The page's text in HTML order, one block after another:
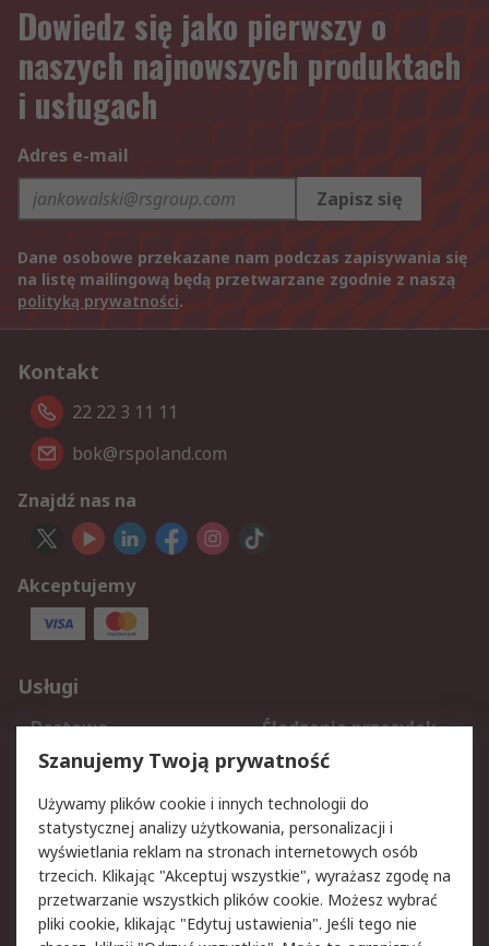
Dowiedz się jako pierwszy o
naszych najnowszych produktach
i usługach
Adres e-mail
Zapisz się
Dane osobowe przekazane nam podczas zapisywania się
na listę mailingową będą przetwarzane zgodnie z naszą
polityką prywatności.
Kontakt
22 22 3 11 11
bok@rspoland.com
Znajdź nas na
Akceptujemy
Usługi
Dostawa
Śledzenie przesyłek
Reklamacje i zwroty
Rejestracja
Aspekty prawne
Bezpieczeństwo e-
maila
Polityka dotycząca
plików cookie
Szanujemy Twoją prywatność
Używamy plików cookie i innych technologii do
statystycznej analizy użytkowania, personalizacji i
wyświetlania reklam na stronach internetowych osób
trzecich. Klikając "Akceptuj wszystkie", wyrażasz zgodę na
przetwarzanie wszystkich plików cookie. Możesz wybrać
pliki cookie, klikając "Edytuj ustawienia". Jeśli tego nie